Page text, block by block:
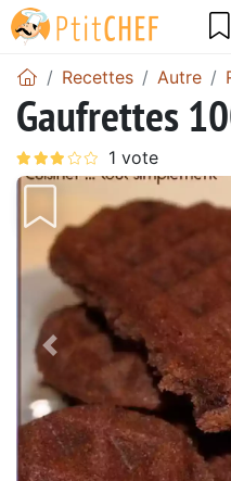
Recettes Autre
Gaufrettes
Précédent